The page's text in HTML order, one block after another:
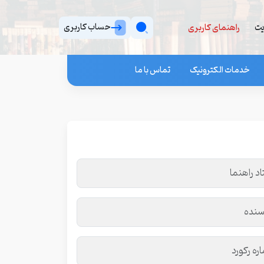
راهنمای کاربری حساب کاربری
خدمات الکترونیک تماس با ما